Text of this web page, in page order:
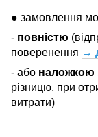
● замовлення
- повністю
поверенення →
- або наложкою
різницю, при
витрати)